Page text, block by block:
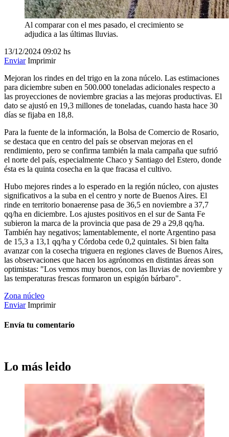
Al comparar con el mes pasado, el crecimiento se
adjudica a las últimas lluvias.
13/12/2024 09:02 hs
Enviar Imprimir
Mejoran los rindes en del trigo en la zona núcelo. Las estimaciones
para diciembre suben en 500.000 toneladas adicionales respecto a
las proyecciones de noviembre gracias a las mejoras productivas. El
dato se ajustó en 19,3 millones de toneladas, cuando hasta hace 30
días se fijaba en 18,8.
Para la fuente de la información, la Bolsa de Comercio de Rosario,
se destaca que en centro del país se observan mejoras en el
rendimiento, pero se confirma también la mala campaña que sufrió
el norte del país, especialmente Chaco y Santiago del Estero, donde
ésta es la quinta cosecha en la que fracasa el cultivo.
Hubo mejores rindes a lo esperado en la región núcleo, con ajustes
significativos a la suba en el centro y norte de Buenos Aires. El
rinde en territorio bonaerense pasa de 36,5 en noviembre a 37,7
qq/ha en diciembre. Los ajustes positivos en el sur de Santa Fe
subieron la marca de la provincia que pasa de 29 a 29,8 qq/ha.
También hay negativos; lamentablemente, el norte Argentino pasa
de 15,3 a 13,1 qq/ha y Córdoba cede 0,2 quintales. Si bien falta
avanzar con la cosecha triguera en regiones claves de Buenos Aires,
las observaciones que hacen los agrónomos en distintas áreas son
optimistas: "Los vemos muy buenos, con las lluvias de noviembre y
las temperaturas frescas formaron un espigón bárbaro".
Zona núcleo
Enviar Imprimir
Envía tu comentario
Lo más leido